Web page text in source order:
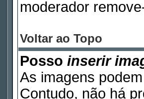
moderador
Voltar ao Topo
Posso inserir
As imagens
Contudo, não há